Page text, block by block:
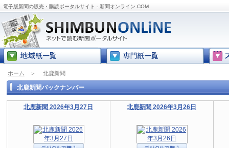
電子版新聞の販売・購読ポータルサイト - 新聞オンライン.COM
ホーム ＞ 北鹿新聞
北鹿新聞バックナンバー
北鹿新聞 2026年3月27日 北鹿新聞 2026年3月26日